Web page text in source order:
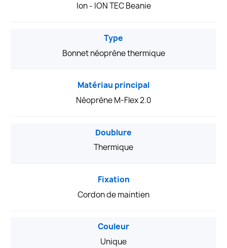
Ion - ION TEC Beanie
Type
Bonnet néoprène thermique
Matériau principal
Néoprène M-Flex 2.0
Doublure
Thermique
Fixation
Cordon de maintien
Couleur
Unique